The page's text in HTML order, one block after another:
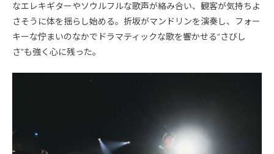
なエレキギターやソウルフルな歌声が絡み合い、観客が気持ちよ
さそうに体を揺らし始める。折坂がマンドリンを演奏し、フォー
キーな佇まいのなかでドラマティックな歌を響かせる“さびし
さ”も強く心に残った。